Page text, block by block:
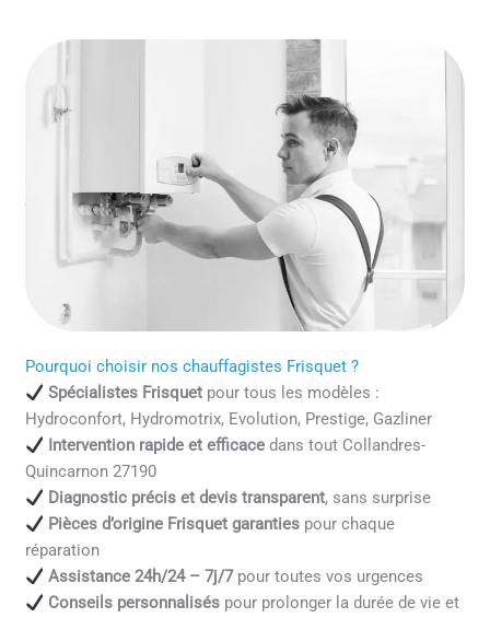
Pourquoi choisir nos chauffagistes Frisquet ?
Spécialistes Frisquetpour tous les modèles :
Hydroconfort, Hydromotrix, Evolution, Prestige, Gazliner
Intervention rapide et efficacedans tout Collandres-
Quincarnon 27190
Diagnostic précis et devis transparent, sans surprise
Pièces d’origine Frisquet garantiespour chaque
réparation
Assistance 24h/24 – 7j/7pour toutes vos urgences
Conseils personnaliséspour prolonger la durée de vie et